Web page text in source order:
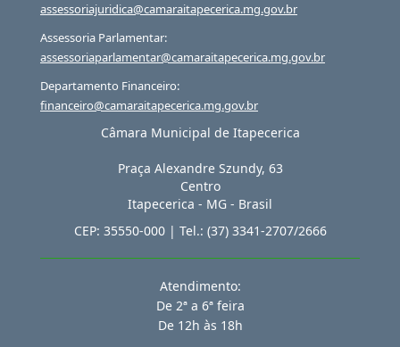
assessoriajuridica@camaraitapecerica.mg.gov.br
Assessoria Parlamentar:
assessoriaparlamentar@camaraitapecerica.mg.gov.br
Departamento Financeiro:
financeiro@camaraitapecerica.mg.gov.br
Câmara Municipal de Itapecerica
Praça Alexandre Szundy, 63
Centro
Itapecerica - MG - Brasil
CEP: 35550-000| Tel.: (37) 3341-2707/2666
Atendimento:
De 2ª a 6ª feira
De 12h às 18h